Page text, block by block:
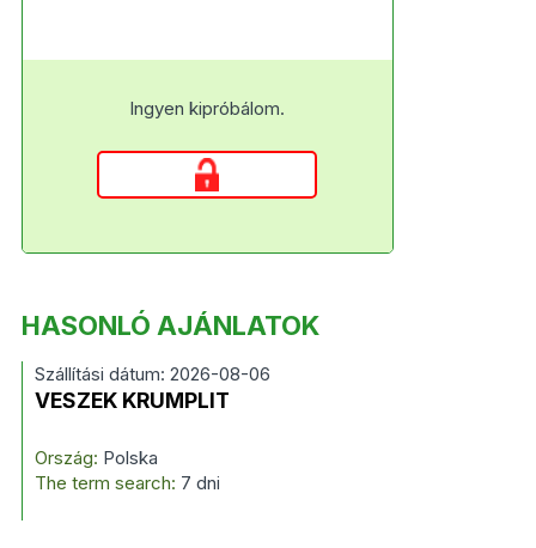
Ingyen kipróbálom.
HASONLÓ AJÁNLATOK
Szállítási dátum: 2026-08-06
VESZEK KRUMPLIT
Ország: Polska
The term search: 7 dni